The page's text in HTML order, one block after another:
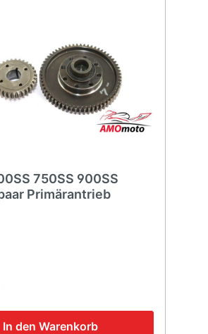
750SS 900SS
Primärantrieb
In den Warenkorb